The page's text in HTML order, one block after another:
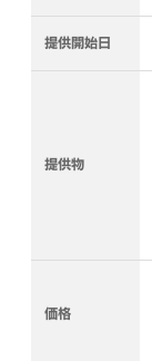
提供開始日
提供物
価格